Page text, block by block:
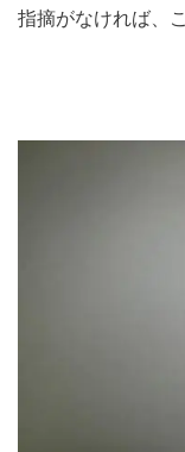
指摘がなければ、